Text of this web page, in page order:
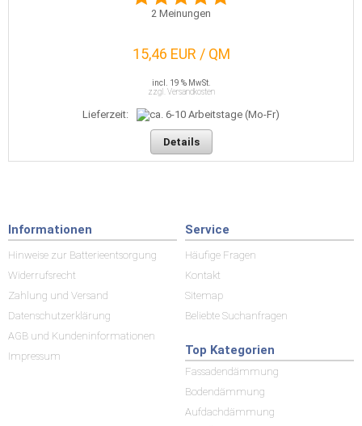
2 Meinungen
15,46 EUR / QM
incl. 19 % MwSt.
zzgl. Versandkosten
Lieferzeit:
Details
Informationen
Hinweise zur Batterieentsorgung
Widerrufsrecht
Zahlung und Versand
Datenschutzerklärung
AGB und Kundeninformationen
Impressum
Service
Häufige Fragen
Kontakt
Sitemap
Beliebte Suchanfragen
Top Kategorien
Fassadendämmung
Bodendämmung
Aufdachdämmung